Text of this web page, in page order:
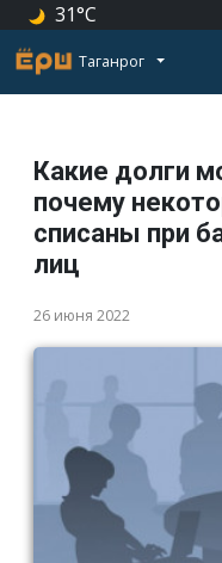
31°C
Таганрог
Какие долги
почему
списаны при
лиц
26 июня 2022